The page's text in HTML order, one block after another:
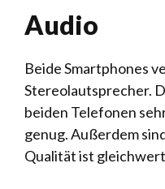
Audio
Beide Smartphones
Stereolautsprecher.
beiden Telefonen
genug. Außerdem
Qualität ist